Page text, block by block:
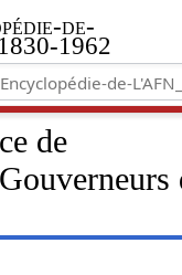
de-
1962
de